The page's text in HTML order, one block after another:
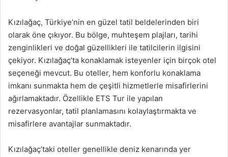
Kızılağaç, Türkiye’nin en güzel tatil beldelerinden biri
olarak öne çıkıyor. Bu bölge, muhteşem plajları, tarihi
zenginlikleri ve doğal güzellikleri ile tatilcilerin ilgisini
çekiyor. Kızılağaç’ta konaklamak isteyenler için birçok otel
seçeneği mevcut. Bu oteller, hem konforlu konaklama
imkanı sunmakta hem de çeşitli hizmetlerle misafirlerini
ağırlamaktadır. Özellikle ETS Tur ile yapılan
rezervasyonlar, tatil planlamasını kolaylaştırmakta ve
misafirlere avantajlar sunmaktadır.
Kızılağaç’taki oteller genellikle deniz kenarında yer